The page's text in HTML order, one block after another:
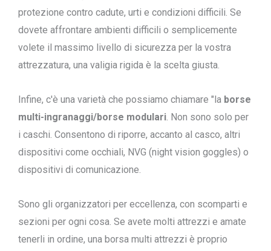
protezione contro cadute, urti e condizioni difficili. Se
dovete affrontare ambienti difficili o semplicemente
volete il massimo livello di sicurezza per la vostra
attrezzatura, una valigia rigida è la scelta giusta.
Infine, c'è una varietà che possiamo chiamare "la borse
multi-ingranaggi/borse modulari. Non sono solo per
i caschi. Consentono di riporre, accanto al casco, altri
dispositivi come occhiali, NVG (night vision goggles) o
dispositivi di comunicazione.
Sono gli organizzatori per eccellenza, con scomparti e
sezioni per ogni cosa. Se avete molti attrezzi e amate
tenerli in ordine, una borsa multi attrezzi è proprio